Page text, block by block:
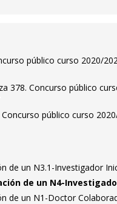
público curso 2020/
378. Concurso público
público curso
de un N3.1-Investigador
de un N4-
de un N1-Doctor